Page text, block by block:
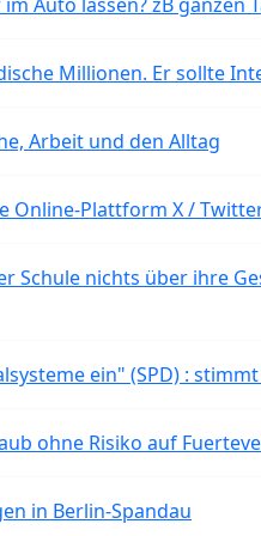
Millionen. Er sollte
Arbeit und den Alltag
Online-Plattform X /
Schule nichts über ihre
ein" (SPD) : stimmt
ohne Risiko auf
in Berlin-Spandau